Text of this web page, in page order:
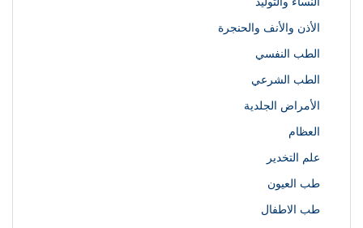
الأذن والأنف والحنجرة
الطب النفسي
الطب الشرعي
الأمراض الجلدية
العظام
علم التخدير
طب العيون
طب الاطفال